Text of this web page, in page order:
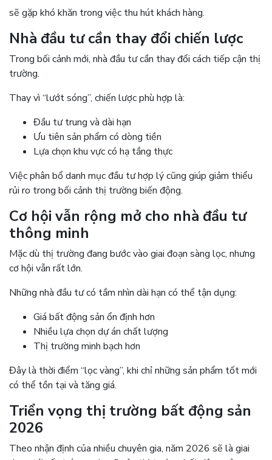
sẽ gặp khó khăn trong việc thu hút khách hàng.
Nhà đầu tư cần thay đổi chiến lược
Trong bối cảnh mới, nhà đầu tư cần thay đổi cách tiếp cận thị
trường.
Thay vì “lướt sóng”, chiến lược phù hợp là:
Đầu tư trung và dài hạn
Ưu tiên sản phẩm có dòng tiền
Lựa chọn khu vực có hạ tầng thực
Việc phân bổ danh mục đầu tư hợp lý cũng giúp giảm thiểu
rủi ro trong bối cảnh thị trường biến động.
Cơ hội vẫn rộng mở cho nhà đầu tư
thông minh
Mặc dù thị trường đang bước vào giai đoạn sàng lọc, nhưng
cơ hội vẫn rất lớn.
Những nhà đầu tư có tầm nhìn dài hạn có thể tận dụng:
Giá bất động sản ổn định hơn
Nhiều lựa chọn dự án chất lượng
Thị trường minh bạch hơn
Đây là thời điểm “lọc vàng”, khi chỉ những sản phẩm tốt mới
có thể tồn tại và tăng giá.
Triển vọng thị trường bất động sản
2026
Theo nhận định của nhiều chuyên gia, năm 2026 sẽ là giai